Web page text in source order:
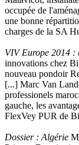
occupée de
une bonne
charges de la SA
VIV Europe 2014 :
innovations chez
nouveau pondoir
[...] Marc Van
professionels
gauche, les
FlexVey PUR de
Dossier : Algérie